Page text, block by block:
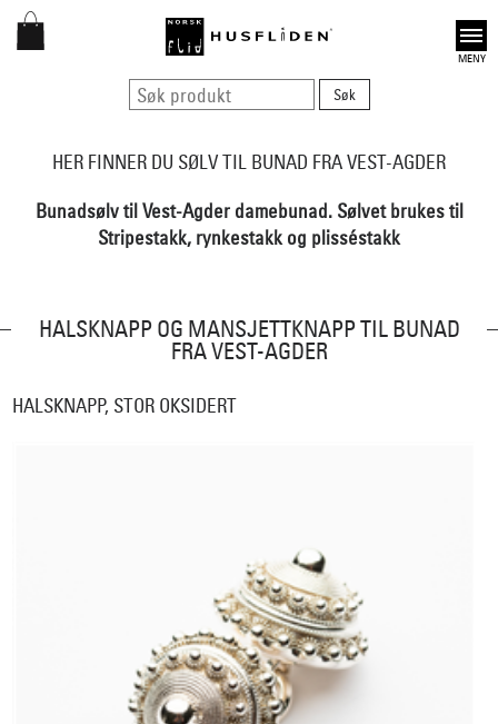
Open
HER FINNER DU SØLV TIL BUNAD FRA VEST-AGDER
Bunadsølv til Vest-Agder damebunad. Sølvet brukes til
Stripestakk, rynkestakk og plisséstakk
HALSKNAPP OG MANSJETTKNAPP TIL BUNAD
FRA VEST-AGDER
HALSKNAPP, STOR OKSIDERT